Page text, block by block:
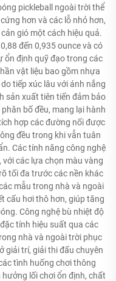
pickleball ngoài trời thể
hơn và các lỗ nhỏ hơn,
gió một cách hiệu quả.
đến 0,935 ounce và có
ổn định quỹ đạo trong các
vật liệu bao gồm nhựa
tiếp xúc lâu với ánh nắng
sản xuất tiên tiến đảm bảo
bố đều, mang lại hành
hợp các đường nối được
đều trong khi vẫn tuân
Các tính năng công nghệ
các lựa chọn màu vàng
tối đa trước các nền khác
mẫu trong nhà và ngoài
cấu hơi thô hơn, giúp tăng
Công nghệ bù nhiệt độ
tính hiệu suất qua các
nhà và ngoài trời phục
giải trí, giải thi đấu chuyên
tình huống chơi thông
lối chơi ổn định, chất